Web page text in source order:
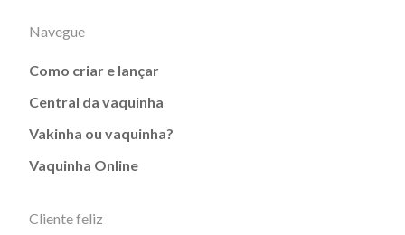
Navegue
Como criar e lançar
Central da vaquinha
Vakinha ou vaquinha?
Vaquinha Online
Cliente feliz